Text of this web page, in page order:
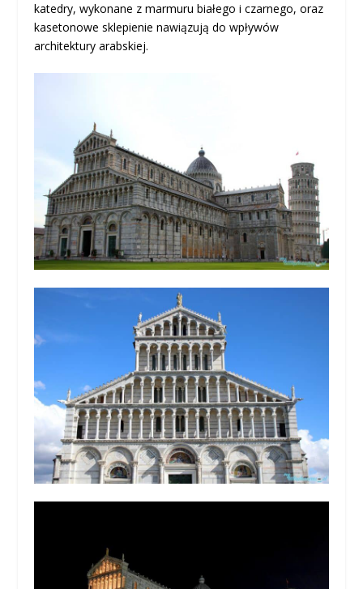
katedry, wykonane z marmuru białego i czarnego, oraz
kasetonowe sklepienie nawiązują do wpływów
architektury arabskiej.